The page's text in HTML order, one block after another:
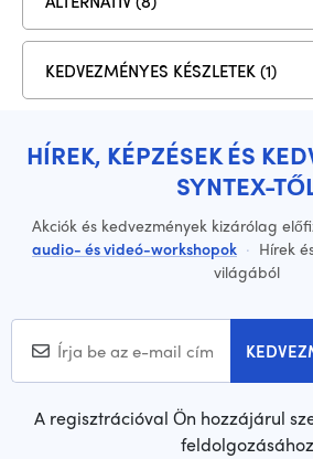
KEDVEZMÉNYES KÉSZLETEK (1)
HÍREK, KÉPZÉSEK ÉS
SYNTEX-
Akciók és kedvezmények kizárólag
audio- és videó-workshopok · Hírek
világából
A regisztrációval Ön hozzájárul
feldolgozásához